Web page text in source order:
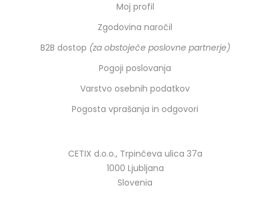
Moj profil
Zgodovina naročil
B2B dostop (za obstoječe poslovne partnerje)
Pogoji poslovanja
Varstvo osebnih podatkov
Pogosta vprašanja in odgovori
CETIX d.o.o., Trpinčeva ulica 37a
1000 Ljubljana
Slovenia